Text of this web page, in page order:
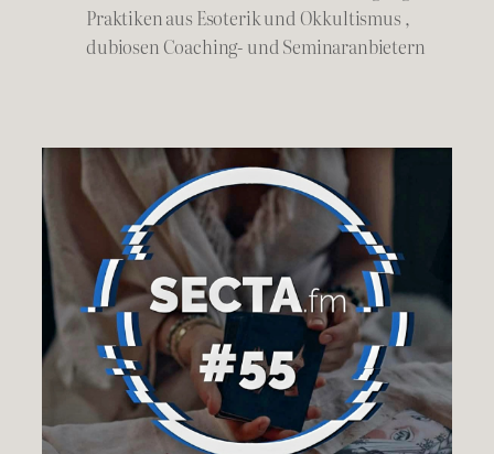
Praktiken aus Esoterik und Okkultismus ,
dubiosen Coaching- und Seminaranbietern